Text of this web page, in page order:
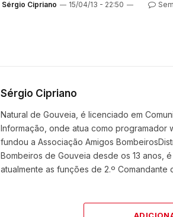
Sérgio Cipriano 15/04/13 - 22:50
Sérgio Cipriano
Natural de Gouveia, é licenciado em
Informação, onde atua como
fundou a Associação Amigos
Bombeiros de Gouveia desde os 13 anos,
atualmente as funções de 2.º Comandante